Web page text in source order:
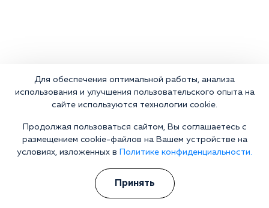
Что делать сейчас?
Для обеспечения оптимальной работы, анализа
использования и улучшения пользовательского опыта на
сайте используются технологии cookie.
Продолжая пользоваться сайтом, Вы соглашаетесь с
размещением cookie-файлов на Вашем устройстве на
условиях, изложенных в
Политике конфиденциальности.
Принять